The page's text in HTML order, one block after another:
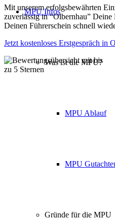
MPU Infos
Was ist die MPU?
MPU Ablauf
MPU
Gründe für die MPU
Mit unserem erfolgsbewährten
zuverlässig in “Olbernhau”
Deinen Führerschein schnell
Jetzt kostenloses Erstgespräch in